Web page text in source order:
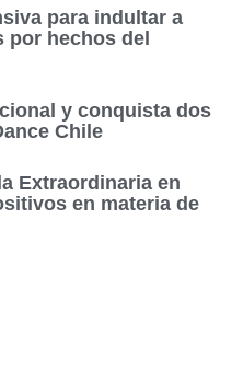
para indultar a
hechos del
y conquista dos
Chile
Extraordinaria en
en materia de